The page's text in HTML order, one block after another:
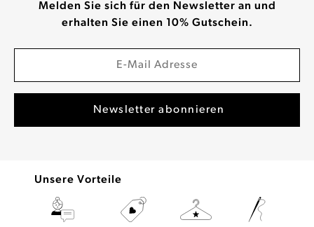
Melden Sie sich für den Newsletter an und
erhalten Sie einen 10% Gutschein.
Unsere Vorteile